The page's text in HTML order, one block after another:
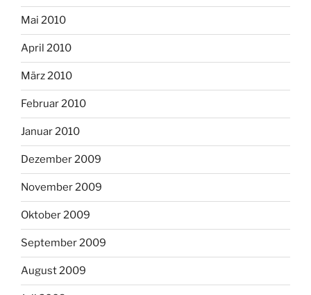
Mai 2010
April 2010
März 2010
Februar 2010
Januar 2010
Dezember 2009
November 2009
Oktober 2009
September 2009
August 2009